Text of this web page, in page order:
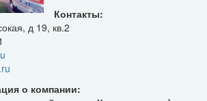
Контакты:
д 19, кв.2
о компании: